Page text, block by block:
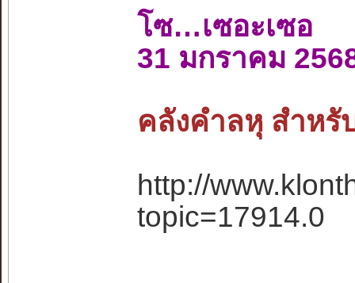
โซ…เซอะเซอ
31 มกราคม
คลังคำลหุ สำหรั
http://
topic=17914.0